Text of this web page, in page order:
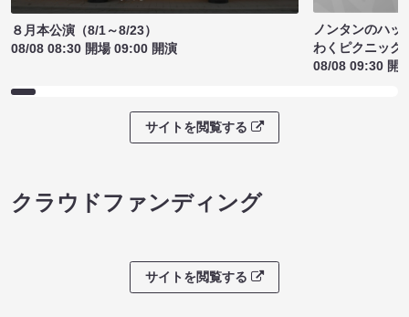
８月本公演（8/1～8/23）
08/08 08:30 開場 09:00 開演
ノンタンのハッ
わくピクニック
08/08 09:30 開
サイトを閲覧する
クラウドファンディング
サイトを閲覧する